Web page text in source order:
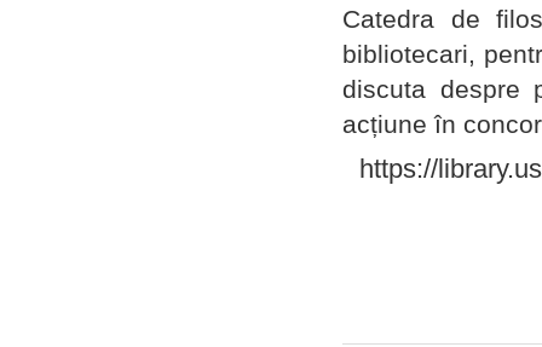
Catedra de
bibliotecari,
discuta despre
acțiune în
https://